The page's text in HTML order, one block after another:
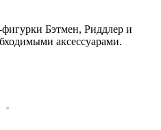
Бэтмен, Риддлер и
аксессуарами.